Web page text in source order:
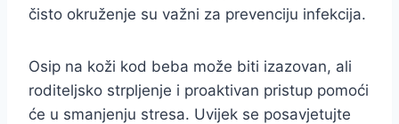
čisto okruženje su važni za prevenciju infekcija.
Osip na koži kod beba može biti izazovan, ali
roditeljsko strpljenje i proaktivan pristup pomoći
će u smanjenju stresa. Uvijek se posavjetujte